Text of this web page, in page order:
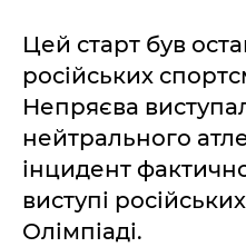
Цей старт був
російських
Непряєва
нейтрального
інцидент
виступі
Олімпіаді.